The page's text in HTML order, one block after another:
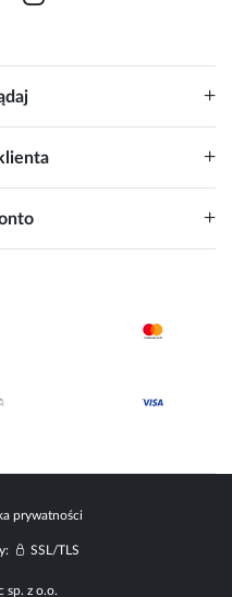
prywatności
SSL/TLS
sp. z o.o.